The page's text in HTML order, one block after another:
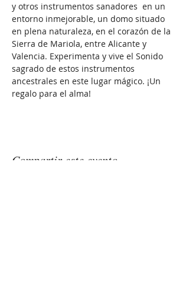
y otros instrumentos sanadores  en un
entorno inmejorable, un domo situado
en plena naturaleza, en el corazón de la
Sierra de Mariola, entre Alicante y
Valencia. Experimenta y vive el Sonido
sagrado de estos instrumentos
ancestrales en este lugar mágico. ¡Un
regalo para el alma!
Compartir este evento